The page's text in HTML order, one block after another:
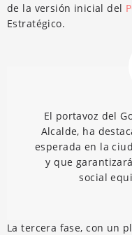
de la versión inicial del
Estratégico.
El portavoz del
Alcalde, ha
esperada en la
y que
social
La tercera fase, con un